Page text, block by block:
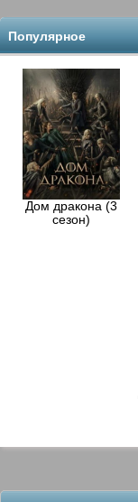
Популярное
Дом дракона (3
сезон)